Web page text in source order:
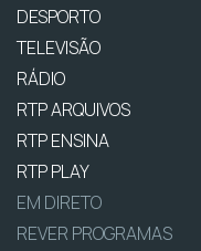
DESPORTO
TELEVISÃO
RÁDIO
RTP ARQUIVOS
RTP ENSINA
RTP PLAY
EM DIRETO
REVER PROGRAMAS